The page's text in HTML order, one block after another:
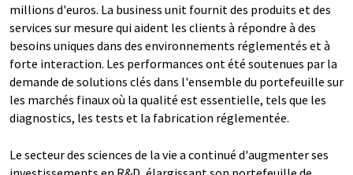
millions d'euros. La business unit fournit des produits et des
services sur mesure qui aident les clients à répondre à des
besoins uniques dans des environnements réglementés et à
forte interaction. Les performances ont été soutenues par la
demande de solutions clés dans l'ensemble du portefeuille sur
les marchés finaux où la qualité est essentielle, tels que les
diagnostics, les tests et la fabrication réglementée.
Le secteur des sciences de la vie a continué d'augmenter ses